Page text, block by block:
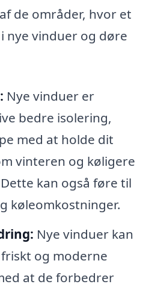
de områder, hvor et
nye vinduer og døre
Nye vinduer er
bedre isolering,
med at holde dit
vinteren og køligere
kan også føre til
køleomkostninger.
Nye vinduer kan
og moderne
at de forbedrer